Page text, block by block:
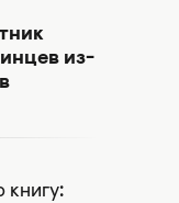
из-
книгу: